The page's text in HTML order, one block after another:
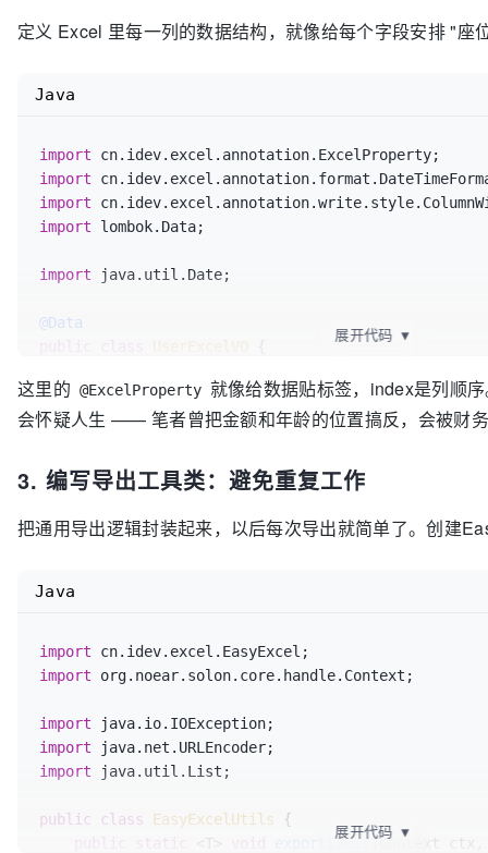
定义 Excel 里每一列的数据结构，就像给每个字段安排 "座
import
import
import
import lombok.Data;
import java.util.Date;
@Data
public
class UserExcelVO
@ExcelProperty(value = "用户ID", index = 0)
@ColumnWidth(20)
// 设定日期为"yyyy-MM-dd"格式
@DateTimeFormat("yyyy-MM-dd")
SexConverter.class)
private Integer sex;
Java
展开代码 ▼
这里的 @ExcelProperty 就像给数据贴标签，index是列顺
会怀疑人生 —— 笔者曾把金额和年龄的位置搞反，会被财
3. 编写导出工具类：避免重复工作
把通用导出逻辑封装起来，以后每次导出就简单了。创建
import
import org.noear.solon.core.handle.Context;
import
import
import java.util.List;
public class EasyExcelUtils {
public
<T> exportExcel (Context ctx,
Java
展开代码 ▼